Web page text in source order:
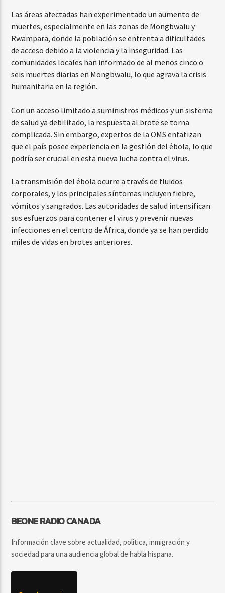
Las áreas afectadas han experimentado un aumento de
muertes, especialmente en las zonas de Mongbwalu y
Rwampara, donde la población se enfrenta a dificultades
de acceso debido a la violencia y la inseguridad. Las
comunidades locales han informado de al menos cinco o
seis muertes diarias en Mongbwalu, lo que agrava la crisis
humanitaria en la región.
Con un acceso limitado a suministros médicos y un sistema
de salud ya debilitado, la respuesta al brote se torna
complicada. Sin embargo, expertos de la OMS enfatizan
que el país posee experiencia en la gestión del ébola, lo que
podría ser crucial en esta nueva lucha contra el virus.
La transmisión del ébola ocurre a través de fluidos
corporales, y los principales síntomas incluyen fiebre,
vómitos y sangrados. Las autoridades de salud intensifican
sus esfuerzos para contener el virus y prevenir nuevas
infecciones en el centro de África, donde ya se han perdido
miles de vidas en brotes anteriores.
BEONE RADIO CANADA
Información clave sobre actualidad, política, inmigración y
sociedad para una audiencia global de habla hispana.